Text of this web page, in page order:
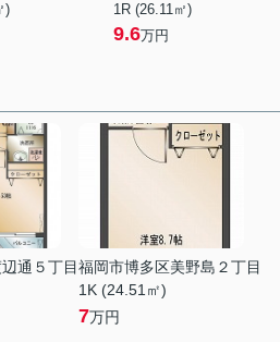
)
1R (26.11㎡)
9.6万円
通５丁目福岡市博多区美野島２丁目
1K (24.51㎡)
7万円